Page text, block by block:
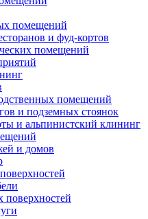
помещений
и фуд-кортов
помещений
помещений
и подземных стоянок
и альпинистский клининг
и домов
поверхностей